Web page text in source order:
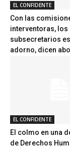
EL CONFIDENTE
Con las
interventoras, los
subsecretarios
adorno, dicen
EL CONFIDENTE
El colmo en una
de Derechos